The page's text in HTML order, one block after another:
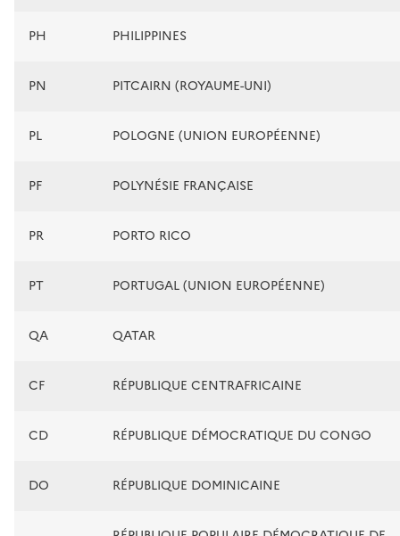
PH PHILIPPINES
PN PITCAIRN (ROYAUME-UNI)
PL POLOGNE (UNION EUROPÉENNE)
PF POLYNÉSIE FRANÇAISE
PR PORTO RICO
PT PORTUGAL (UNION EUROPÉENNE)
QA QATAR
CF RÉPUBLIQUE CENTRAFRICAINE
CD RÉPUBLIQUE DÉMOCRATIQUE DU CONGO
DO RÉPUBLIQUE DOMINICAINE